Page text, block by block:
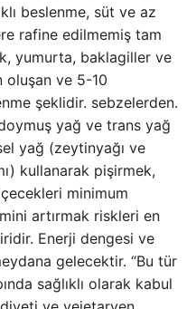
beslenme, süt ve az
rafine edilmemiş tam
yumurta, baklagiller ve
oluşan ve 5-10
şeklidir. sebzelerden.
yağ ve trans yağ
yağ (zeytinyağı ve
kullanarak pişirmek,
minimum
artırmak riskleri en
Enerji dengesi ve
gelecektir. “Bu tür
sağlıklı olarak kabul